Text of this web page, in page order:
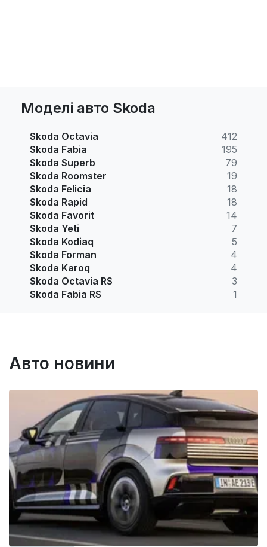
Моделі авто Skoda
Skoda Octavia
412
Skoda Fabia
195
Skoda Superb
79
Skoda Roomster
19
Skoda Felicia
18
Skoda Rapid
18
Skoda Favorit
14
Skoda Yeti
7
Skoda Kodiaq
5
Skoda Forman
4
Skoda Karoq
4
Skoda Octavia RS
3
Skoda Fabia RS
1
Авто новини